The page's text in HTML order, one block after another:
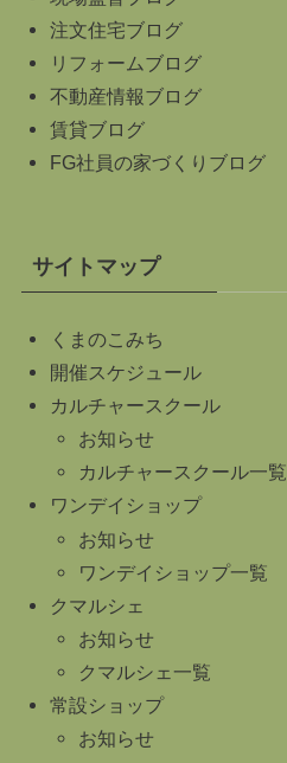
注文住宅ブログ
リフォームブログ
不動産情報ブログ
賃貸ブログ
FG社員の家づくりブログ
サイトマップ
くまのこみち
開催スケジュール
カルチャースクール
お知らせ
カルチャースクール一覧
ワンデイショップ
お知らせ
ワンデイショップ一覧
クマルシェ
お知らせ
クマルシェ一覧
常設ショップ
お知らせ